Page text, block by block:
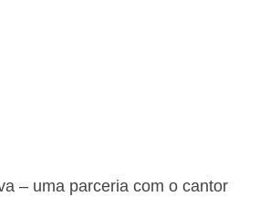
– uma parceria com o cantor